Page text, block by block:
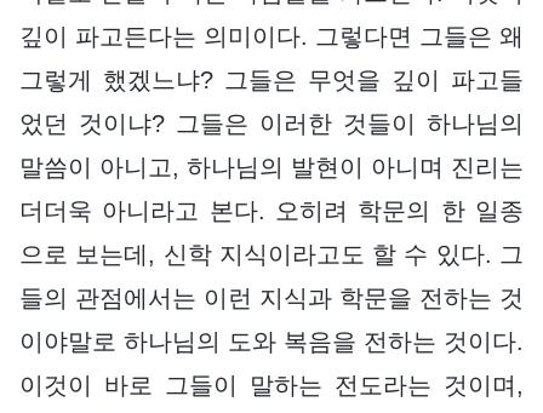
깊이 파고든다는 의미이다. 그렇다면 그들은 왜
그렇게 했겠느냐? 그들은 무엇을 깊이 파고들
었던 것이냐? 그들은 이러한 것들이 하나님의
말씀이 아니고, 하나님의 발현이 아니며 진리는
더더욱 아니라고 본다. 오히려 학문의 한 일종
으로 보는데, 신학 지식이라고도 할 수 있다. 그
들의 관점에서는 이런 지식과 학문을 전하는 것
이야말로 하나님의 도와 복음을 전하는 것이다.
이것이 바로 그들이 말하는 전도라는 것이며,